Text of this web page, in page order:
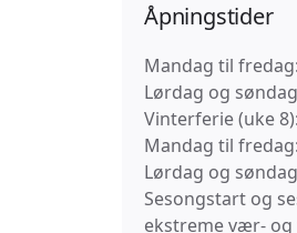
Åpningstider
Mandag til
Lørdag og
Vinterferie (uke 8):
Mandag til
Lørdag og
Sesongstart og
ekstreme vær- og